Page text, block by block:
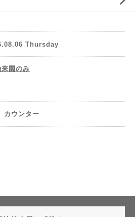
Thursday
園のみ
カウンター